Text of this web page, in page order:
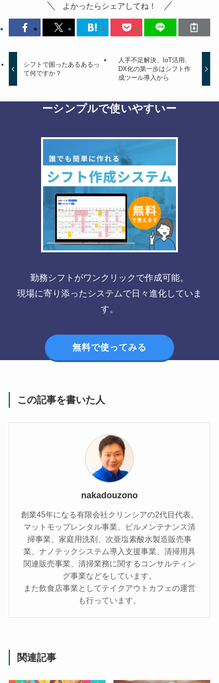
よかったらシェアしてね！
シフトで困ったあるあるっ
て何ですか？
人手不足解決、IoT活用、
DX化の第一歩はシフト作
成ツール導入から
ーシンプルで使いやすいー
勤務シフトがワンクリックで作成可能。
現場に寄り添ったシステムで日々進化していま
す。
無料で使ってみる
この記事を書いた人
nakadouzono
創業45年になる有限会社クリンシアの2代目代表。
マットモップレンタル事業、ビルメンテナンス清
掃事業、家庭用洗剤、次亜塩素酸水製造販売事
業、ナノテックシステム導入支援事業、清掃用具
関連販売事業、清掃業務に関するコンサルティン
グ事業などをしています。
また飲食店事業としてテイクアウトカフェの運営
も行っています。
関連記事